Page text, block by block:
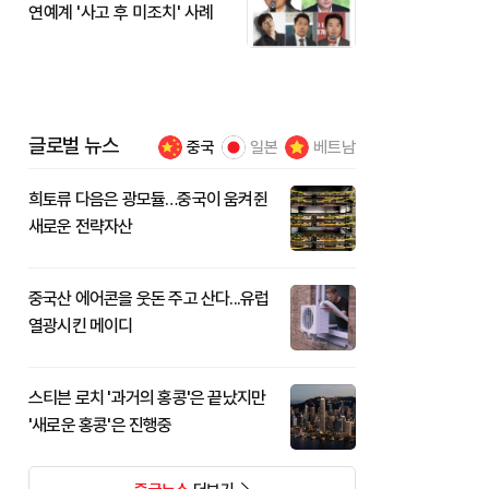
연예계 '사고 후 미조치' 사례
글로벌 뉴스 중국 일본 베트남
희토류 다음은 광모듈…중국이 움켜쥔
새로운 전략자산
중국산 에어콘을 웃돈 주고 산다...유럽
열광시킨 메이디
스티븐 로치 '과거의 홍콩'은 끝났지만
'새로운 홍콩'은 진행중